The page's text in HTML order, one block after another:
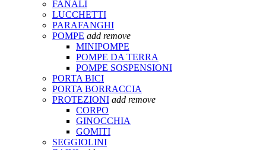
FANALI
LUCCHETTI
PARAFANGHI
POMPE add remove
MINIPOMPE
POMPE DA TERRA
POMPE SOSPENSIONI
PORTA BICI
PORTA BORRACCIA
PROTEZIONI add remove
CORPO
GINOCCHIA
GOMITI
SEGGIOLINI